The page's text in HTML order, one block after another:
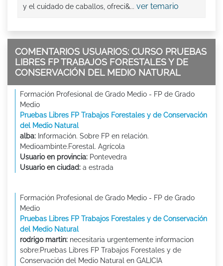
y el cuidado de caballos, ofreci&... ver temario
COMENTARIOS USUARIOS: CURSO PRUEBAS
LIBRES FP TRABAJOS FORESTALES Y DE
CONSERVACIÓN DEL MEDIO NATURAL
Formación Profesional de Grado Medio - FP de Grado
Medio
Pruebas Libres FP Trabajos Forestales y de Conservación
del Medio Natural
alba: Información. Sobre FP en relación.
Medioambinte.Forestal. Agrícola
Usuario en provincia: Pontevedra
Usuario en ciudad: a estrada
Formación Profesional de Grado Medio - FP de Grado
Medio
Pruebas Libres FP Trabajos Forestales y de Conservación
del Medio Natural
rodrigo martin: necesitaria urgentemente informacion
sobre:Pruebas Libres FP Trabajos Forestales y de
Conservación del Medio Natural en GALICIA